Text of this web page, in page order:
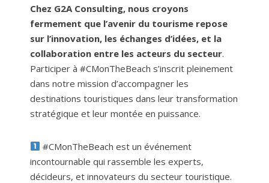
Chez G2A Consulting, nous croyons
fermement que l’avenir du tourisme repose
sur l’innovation, les échanges d’idées, et la
collaboration entre les acteurs du secteur.
Participer à #CMonTheBeach s’inscrit pleinement
dans notre mission d’accompagner les
destinations touristiques dans leur transformation
stratégique et leur montée en puissance.
#CMonTheBeach est un événement
incontournable qui rassemble les experts,
décideurs, et innovateurs du secteur touristique.